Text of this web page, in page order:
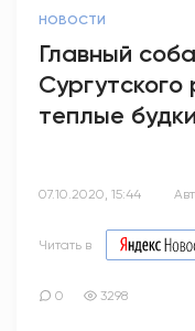
НОВОСТИ
Главный
теплые будки
07.10.2020, 15:44
Читать в
0 3298